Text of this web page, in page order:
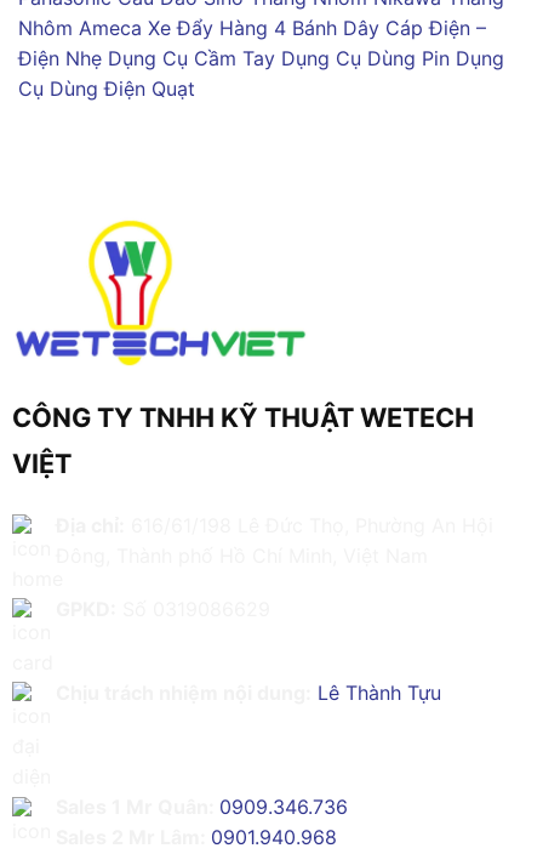
Nhôm Ameca Xe Đẩy Hàng 4 Bánh Dây Cáp Điện –
Điện Nhẹ Dụng Cụ Cầm Tay Dụng Cụ Dùng Pin Dụng
Cụ Dùng Điện Quạt
CÔNG TY TNHH KỸ THUẬT WETECH
VIỆT
Lê Thành Tựu
0909.346.736
0901.940.968